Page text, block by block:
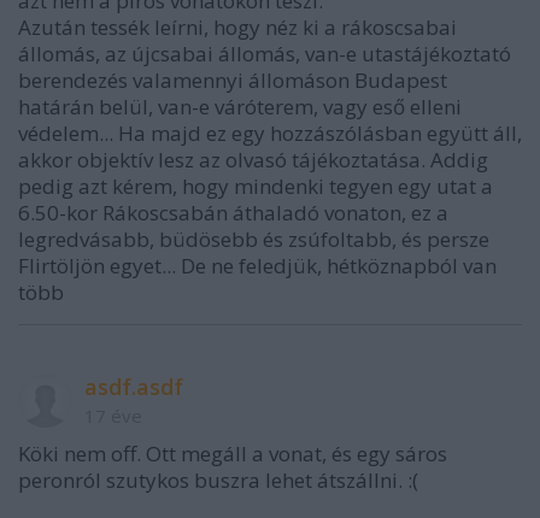
Azután tessék leírni, hogy néz ki a rákoscsabai
állomás, az újcsabai állomás, van-e utastájékoztató
berendezés valamennyi állomáson Budapest
határán belül, van-e váróterem, vagy eső elleni
védelem... Ha majd ez egy hozzászólásban együtt áll,
akkor objektív lesz az olvasó tájékoztatása. Addig
pedig azt kérem, hogy mindenki tegyen egy utat a
6.50-kor Rákoscsabán áthaladó vonaton, ez a
legredvásabb, büdösebb és zsúfoltabb, és persze
Flirtöljön egyet... De ne feledjük, hétköznapból van
több
asdf.asdf
Köki nem off. Ott megáll a vonat, és egy sáros
peronról szutykos buszra lehet átszállni. :(